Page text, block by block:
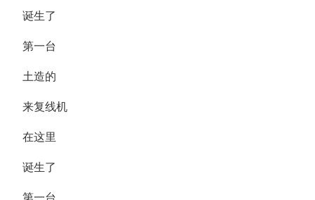
诞生了
第一台
土造的
来复线机
在这里
诞生了
第一台